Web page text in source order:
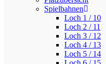
Spielbahnen
Loch 1 / 10
Loch 2 / 11
Loch 3 / 12
Loch 4 / 13
Loch 5 / 14